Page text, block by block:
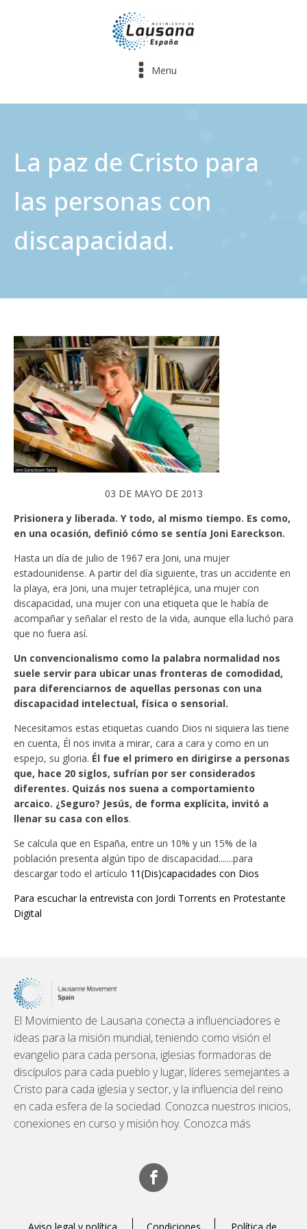
Menu
La paz de Cristo para
las personas con
discapacidad.
03 DE MAYO DE 2013
Prisionera y liberada. Y todo, al mismo tiempo. Es como,
en una ocasión, definió cómo se sentía Joni Eareckson.
Hasta un día de julio de 1967 era Joni, una mujer
estadounidense. A partir del día siguiente, tras un accidente en
la playa, era Joni, una mujer tetrapléjica, una mujer con
discapacidad, una mujer con una etiqueta que le había de
acompañar y señalar el resto de la vida, aunque ella luchó para
que no fuera así.
Un convencionalismo como la palabra normalidad nos
suele servir para ubicar unas fronteras de comodidad,
para diferenciarnos de aquellas personas con una
discapacidad intelectual, física o sensorial.
Necesitamos estas etiquetas cuando Dios ni siquiera las tiene
en cuenta, Él nos invita a mirar, cara a cara y como en un
espejo, su gloria. Él fue el primero en dirigirse a personas
que, hace 20 siglos, sufrían por ser considerados
diferentes. Quizás nos suena a comportamiento
arcaico. ¿Seguro? Jesús, de forma explícita, invitó a
llenar su casa con ellos.
Se calcula que en España, entre un 10% y un 15% de la
población presenta algún tipo de discapacidad.......para
descargar todo el artículo 11(Dis)capacidades con Dios
Para escuchar la entrevista con Jordi Torrents en Protestante
Digital
El Movimiento de Lausana conecta a influenciadores e
ideas para la misión mundial, teniendo como visión el
evangelio para cada persona, iglesias formadoras de
discípulos para cada pueblo y lugar, líderes semejantes a
Cristo para cada iglesia y sector, y la influencia del reino
en cada esfera de la sociedad. Conozca nuestros inicios,
conexiones en curso y misión hoy. Conozca más